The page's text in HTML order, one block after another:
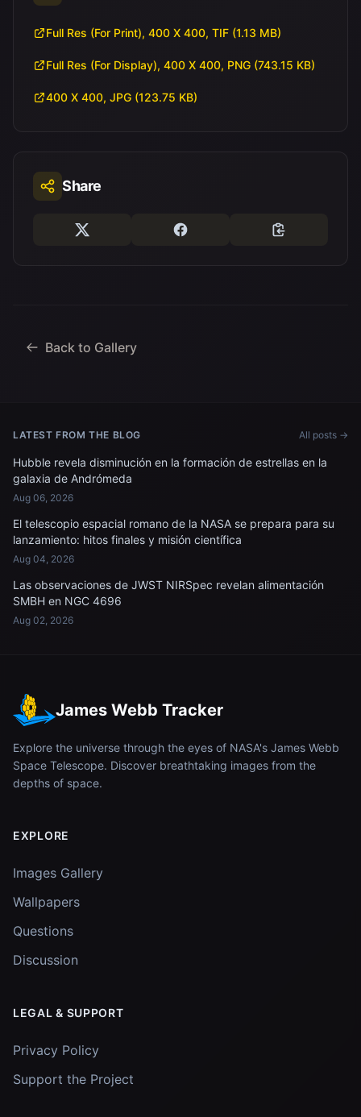
Full Res (For Print), 400 X 400, TIF (1.13 MB)
Full Res (For Display), 400 X 400, PNG (743.15 KB)
400 X 400, JPG (123.75 KB)
Share
Back to Gallery
LATEST FROM THE BLOG All posts →
Hubble revela disminución en la formación de estrellas en la
galaxia de Andrómeda
Aug 06, 2026
El telescopio espacial romano de la NASA se prepara para su
lanzamiento: hitos finales y misión científica
Aug 04, 2026
Las observaciones de JWST NIRSpec revelan alimentación
SMBH en NGC 4696
Aug 02, 2026
James Webb Tracker
Explore the universe through the eyes of NASA's James Webb
Space Telescope. Discover breathtaking images from the
depths of space.
EXPLORE
Images Gallery
Wallpapers
Questions
Discussion
LEGAL & SUPPORT
Privacy Policy
Support the Project